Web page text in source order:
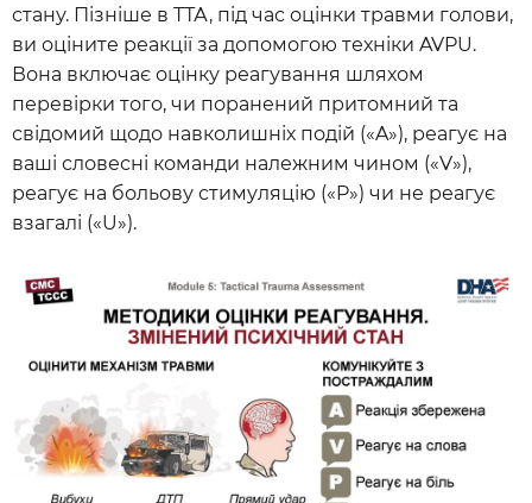
стану. Пізніше в TТА, під час оцінки травми голови,
ви оціните реакції за допомогою техніки AVPU.
Вона включає оцінку реагування шляхом
перевірки того, чи поранений притомний та
свідомий щодо навколишніх подій («A»), реагує на
ваші словесні команди належним чином («V»),
реагує на больову стимуляцію («P») чи не реагує
взагалі («U»).